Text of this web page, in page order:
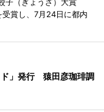
賞し、7月24日に都内
ド」発行 猿田彦珈琲調